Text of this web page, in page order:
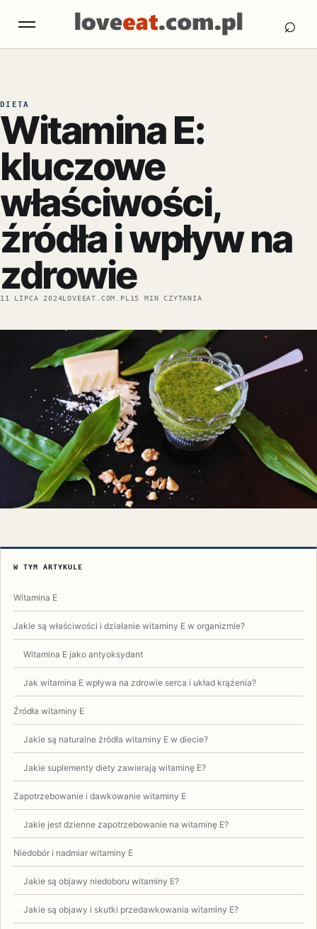
Otwórz menu ⌕
DIETA
Witamina E:
kluczowe
właściwości,
źródła i wpływ na
zdrowie
11 LIPCA 2024LOVEEAT.COM.PL 15 MIN CZYTANIA
W TYM ARTYKULE
Witamina E
Jakie są właściwości i działanie witaminy E w organizmie?
Witamina E jako antyoksydant
Jak witamina E wpływa na zdrowie serca i układ krążenia?
Źródła witaminy E
Jakie są naturalne źródła witaminy E w diecie?
Jakie suplementy diety zawierają witaminę E?
Zapotrzebowanie i dawkowanie witaminy E
Jakie jest dzienne zapotrzebowanie na witaminę E?
Niedobór i nadmiar witaminy E
Jakie są objawy niedoboru witaminy E?
Jakie są objawy i skutki przedawkowania witaminy E?